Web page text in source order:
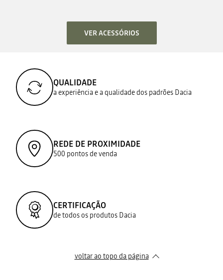
VER ACESSÓRIOS
QUALIDADE
a experiência e a qualidade dos padrões Dacia
REDE DE PROXIMIDADE
500 pontos de venda
CERTIFICAÇÃO
de todos os produtos Dacia
voltar ao topo da página